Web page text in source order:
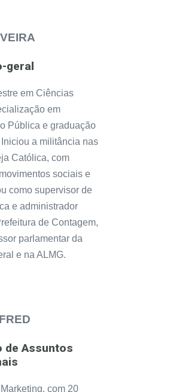
geral
em Ciências
em
Pública e graduação
a militância nas
Católica, com
sociais e
como supervisor de
e administrador
de Contagem,
parlamentar da
e na ALMG.
de Assuntos
com 20